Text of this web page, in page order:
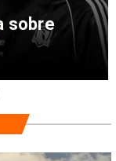
sobre